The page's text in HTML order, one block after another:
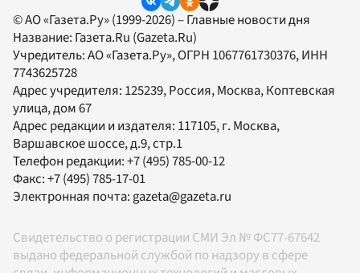
© АО «Газета.Ру» (1999-2026) – Главные новости дня
Название: Газета.Ru (Gazeta.Ru)
Учредитель:АО «Газета.Ру», ОГРН 1067761730376, ИНН
7743625728
Адрес учредителя: 125239, Россия, Москва, Коптевская
улица, дом 67
Адрес редакции и издателя: 117105, г. Москва,
Варшавское шоссе, д.9, стр.1
Телефон редакции:+7 (495) 785-00-12
Факс:+7 (495) 785-17-01
Электронная почта:gazeta@gazeta.ru
Свидетельство о регистрации СМИ Эл № ФС77-67642
выдано федеральной службой по надзору в сфере